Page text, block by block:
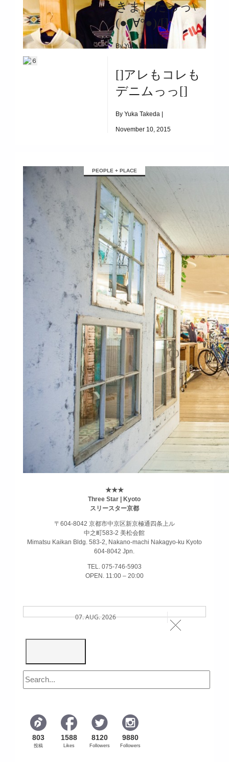
きましたっっ\
(●°∀°●)/[]
By Yuka Takeda |
November 19, 2015
[]新コーナーできましたっっ\(●°∀°●)/[]
[]アレもコレも
デニムっっ[]
By Yuka Takeda |
November 10, 2015
[]アレもコレもデニムっっ[]
PEOPLE + PLACE
★★★
Three Star | Kyoto
スリースター京都
〒604-8042 京都市中京区新京極通四条上ル
中之町583-2 美松会館
Mimatsu Kaikan Bldg. 583-2, Nakano-machi Nakagyo-ku Kyoto
604-8042 Jpn.
TEL. 075-746-5903
OPEN. 11:00 – 20:00
07. AUG. 2026
803
投稿
1588
Likes
8120
Followers
9880
Followers